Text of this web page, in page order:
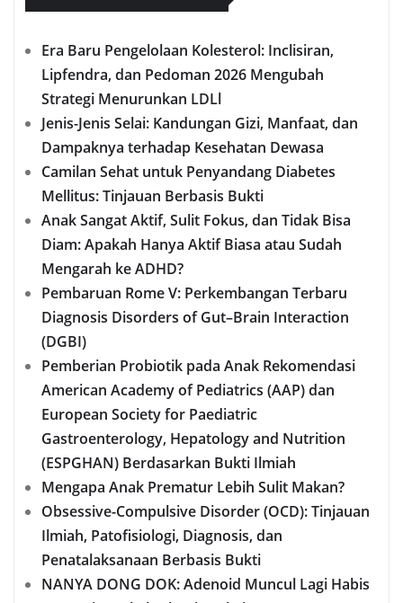
Era Baru Pengelolaan Kolesterol: Inclisiran,
Lipfendra, dan Pedoman 2026 Mengubah
Strategi Menurunkan LDLl
Jenis-Jenis Selai: Kandungan Gizi, Manfaat, dan
Dampaknya terhadap Kesehatan Dewasa
Camilan Sehat untuk Penyandang Diabetes
Mellitus: Tinjauan Berbasis Bukti
Anak Sangat Aktif, Sulit Fokus, dan Tidak Bisa
Diam: Apakah Hanya Aktif Biasa atau Sudah
Mengarah ke ADHD?
Pembaruan Rome V: Perkembangan Terbaru
Diagnosis Disorders of Gut–Brain Interaction
(DGBI)
Pemberian Probiotik pada Anak Rekomendasi
American Academy of Pediatrics (AAP) dan
European Society for Paediatric
Gastroenterology, Hepatology and Nutrition
(ESPGHAN) Berdasarkan Bukti Ilmiah
Mengapa Anak Prematur Lebih Sulit Makan?
Obsessive-Compulsive Disorder (OCD): Tinjauan
Ilmiah, Patofisiologi, Diagnosis, dan
Penatalaksanaan Berbasis Bukti
NANYA DONG DOK: Adenoid Muncul Lagi Habis